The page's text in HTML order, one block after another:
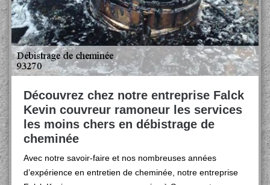
Découvrez chez notre entreprise Falck
Kevin couvreur ramoneur les services
les moins chers en débistrage de
cheminée
Avec notre savoir-faire et nos nombreuses années
d’expérience en entretien de cheminée, notre entreprise